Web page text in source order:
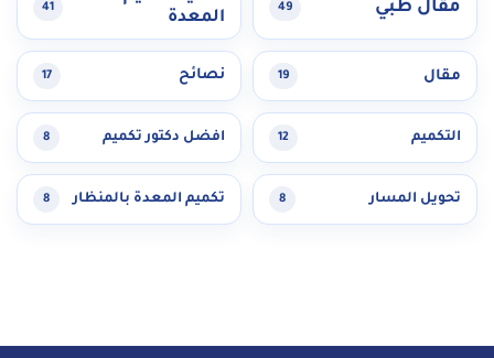
مقال طبي 49
المعدة
41
مقال 19 نصائح 17
التكميم 12 افضل دكتور تكميم 8
تحويل المسار 8 تكميم المعدة بالمنظار 8